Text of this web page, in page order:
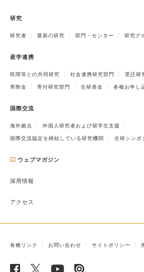
研究
研究者 最新の研究 部門・センター 研究グ
産学連携
民間等との共同研究 社会連携研究部門 受託研
寄附金 寄付研究部門 生研基金 各種お申し
国際交流
海外拠点 外国人研究者および留学生支援
国際交流協定を締結している研究機関 生研シンポ
ウェブマガジン
採用情報
アクセス
各種リンク お問い合わせ サイトポリシー